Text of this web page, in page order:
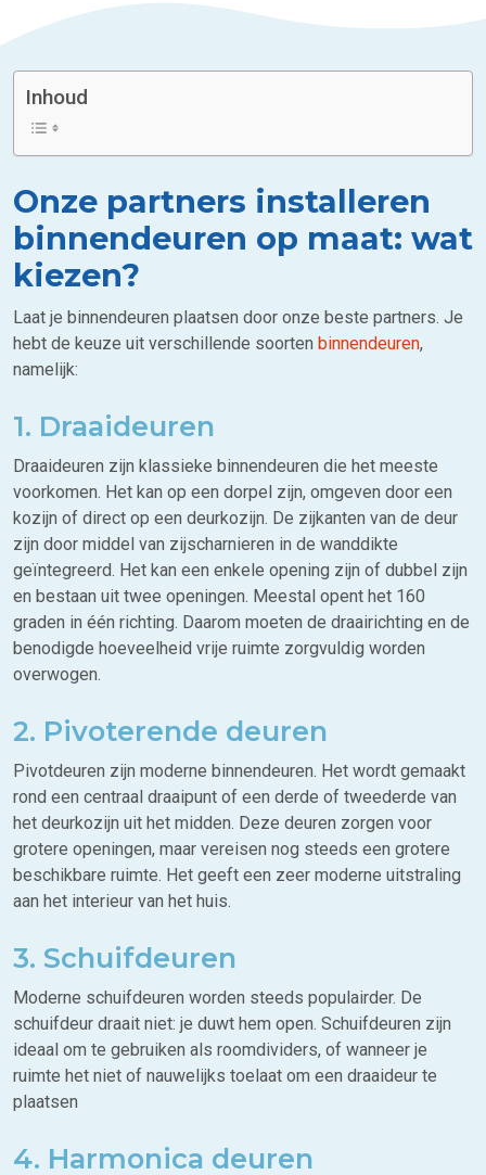
Inhoud
Onze partners installeren
binnendeuren op maat: wat
kiezen?
Laat je binnendeuren plaatsen door onze beste partners. Je
hebt de keuze uit verschillende soorten binnendeuren,
namelijk:
1. Draaideuren
Draaideuren zijn klassieke binnendeuren die het meeste
voorkomen. Het kan op een dorpel zijn, omgeven door een
kozijn of direct op een deurkozijn. De zijkanten van de deur
zijn door middel van zijscharnieren in de wanddikte
geïntegreerd. Het kan een enkele opening zijn of dubbel zijn
en bestaan uit twee openingen. Meestal opent het 160
graden in één richting. Daarom moeten de draairichting en de
benodigde hoeveelheid vrije ruimte zorgvuldig worden
overwogen.
2. Pivoterende deuren
Pivotdeuren zijn moderne binnendeuren. Het wordt gemaakt
rond een centraal draaipunt of een derde of tweederde van
het deurkozijn uit het midden. Deze deuren zorgen voor
grotere openingen, maar vereisen nog steeds een grotere
beschikbare ruimte. Het geeft een zeer moderne uitstraling
aan het interieur van het huis.
3. Schuifdeuren
Moderne schuifdeuren worden steeds populairder. De
schuifdeur draait niet: je duwt hem open. Schuifdeuren zijn
ideaal om te gebruiken als roomdividers, of wanneer je
ruimte het niet of nauwelijks toelaat om een draaideur te
plaatsen
4. Harmonica deuren